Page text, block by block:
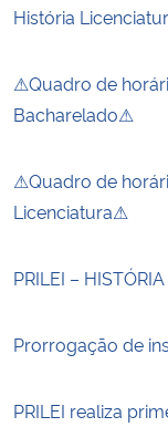
História
⚠Quadro de
Bacharelado⚠
⚠Quadro de
Licenciatura⚠
PRILEI –
Prorrogação de
PRILEI realiza